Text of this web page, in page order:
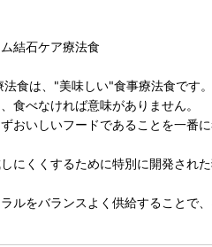
結石ケア療法食
食は、"美味しい"食事療法食です。
食べなければ意味がありません。
おいしいフードであることを一番
にくくするために特別に開発された
ルをバランスよく供給することで